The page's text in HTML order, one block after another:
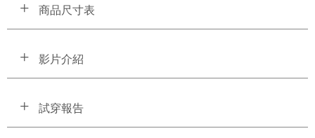
商品尺寸表
影片介紹
試穿報告